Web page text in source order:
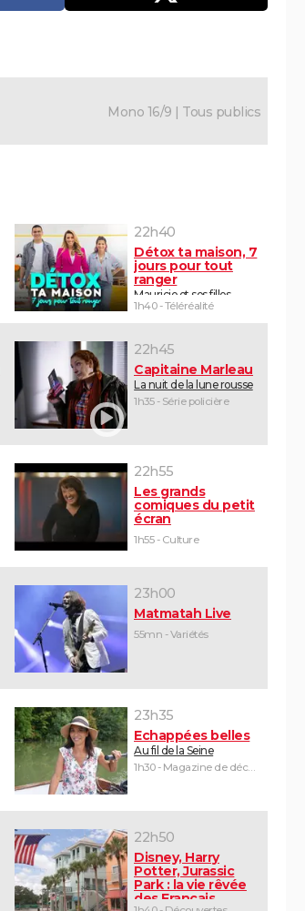
Mono 16/9 | Tous publics
22h40
Détox ta maison, 7
jours pour tout
ranger
Mauricio et ses filles
1h40 - Téléréalité
22h45
Capitaine Marleau
La nuit de la lune rousse
1h35 - Série policière
22h55
Les grands
comiques du petit
écran
1h55 - Culture
23h00
Matmatah Live
55mn - Variétés
23h35
Echappées belles
Au fil de la Seine
1h30 - Magazine de découvertes
22h50
Disney, Harry
Potter, Jurassic
Park : la vie rêvée
des Français